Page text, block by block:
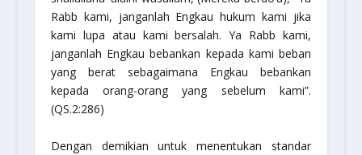
Rabb kami, janganlah Engkau hukum kami jika
kami lupa atau kami bersalah. Ya Rabb kami,
janganlah Engkau bebankan kepada kami beban
yang berat sebagaimana Engkau bebankan
kepada orang-orang yang sebelum kami”.
(QS.2:286)
Dengan demikian untuk menentukan standar